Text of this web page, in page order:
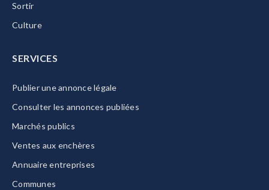
Sortir
Culture
SERVICES
Publier une annonce légale
Consulter les annonces publiées
Marchés publics
Ventes aux enchères
Annuaire entreprises
Communes